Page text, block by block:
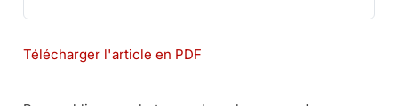
Télécharger l'article en PDF